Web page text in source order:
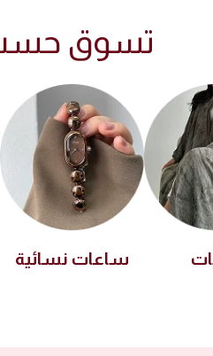
تسوق حسب
ساعات نسائية